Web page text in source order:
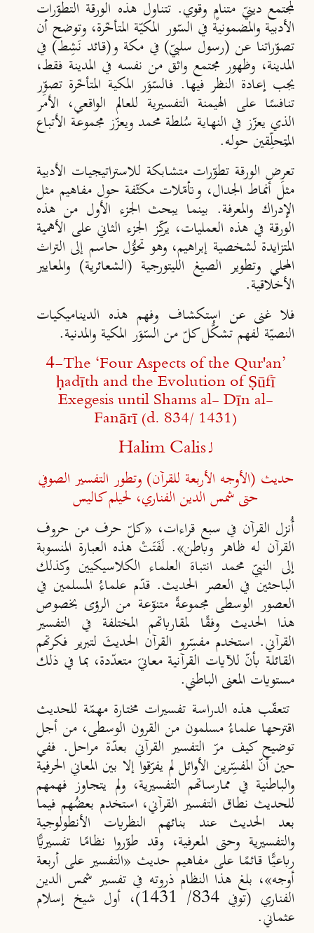
لمجتمع دينيّ متنامٍ وقوي. تتناول هذه الورقة التطوّرات
الأدبية والمضمونية في السّور المكيّة المتأخّرة، وتوضح أن
تصوّراتنا عن (رسول سلبيّ) في مكة و(قائد نَشِط) في
المدينة، وظهور مجتمع واثق من نفسه في المدينة فقط،
يجب إعادة النظر فيها. فالسّوَر المكية المتأخّرة تصوِّر
تنافسًا على الهيمنة التفسيرية للعالم الواقعي، الأمر
الذي يعزّز في النهاية سُلطة محمد ويعزّز مجموعة الأتباع
المُتحلِّقين حوله.
تعرِض الورقة تطوّرات متشابكة للاستراتيجيات الأدبية
مثل أنماط الجدال، وتأمّلات مكثّفة حول مفاهيم مثل
الإدراك والمعرفة. بينما يبحث الجزء الأول من هذه
الورقة في هذه العمليات، يركِّز الجزء الثاني على الأهمية
المتزايدة لشخصية إبراهيم، وهو تحوُّل حاسم إلى التراث
المحلي وتطوير الصيغ الليتورجية (الشعائرية) والمعايير
الأخلاقية.
فلا غنى عن استكشاف وفهم هذه الديناميكيات
النصيّة لفهم تشكُّل كلّ من السّوَر المكية والمدنية.
4-The ‘Four Aspects of the Qur'an’
ḥadīth and the Evolution of Ṣūfī
Exegesis until Shams al- Dīn al-
Fanārī (d. 834/ 1431)
لـHalim Calis
حديث (الأوجه الأربعة للقرآن) وتطور التفسير الصوفي
حتى شمس الدين الفناري، لحيلم كاليس
أُنزل القرآن في سبع قراءات، «كلّ حرف من حروف
القرآن له ظاهر وباطن». لَفَتَتْ هذه العبارة المنسوبة
إلى النبيّ محمد انتباهَ العلماء الكلاسيكيين وكذلك
الباحثين في العصر الحديث. قدّم علماءُ المسلمين في
العصور الوسطى مجموعةً متنوّعة من الرؤى بخصوص
هذا الحديث وفقًا لمقارباتهم المختلفة في التفسير
القرآني. استخدم مفسِّرو القرآن الحديثَ لتبرير فكرتهم
القائلة بأنّ للآيات القرآنية معانيَ متعدّدة، بما في ذلك
مستويات المعنى الباطني.
تتعقّب هذه الدراسة تفسيرات مختارة مهمّة للحديث
اقترحها علماءُ مسلمون من القرون الوسطى، من أجل
توضيح كيف مرّ التفسير القرآني بعدّة مراحل. ففي
حين أنّ المفسِّرين الأوائل لم يفرّقوا إلا بين المعاني الحرفية
والباطنية في ممارساتهم التفسيرية، ولم يتجاوز فهمهم
للحديث نطاق التفسير القرآني، استخدم بعضُهم فيما
بعد الحديث عند بنائهم النظريات الأنطولوجية
والتفسيرية وحتى المعرفية، وقد طوّروا نظامًا تفسيريًّا
رباعيًّا قائمًا على مفاهيم حديث «التفسير على أربعة
أوجه»، بلغ هذا النظام ذروته في تفسير شمس الدين
الفناري (توفي 834/ 1431)، أول شيخ إسلام
عثماني.